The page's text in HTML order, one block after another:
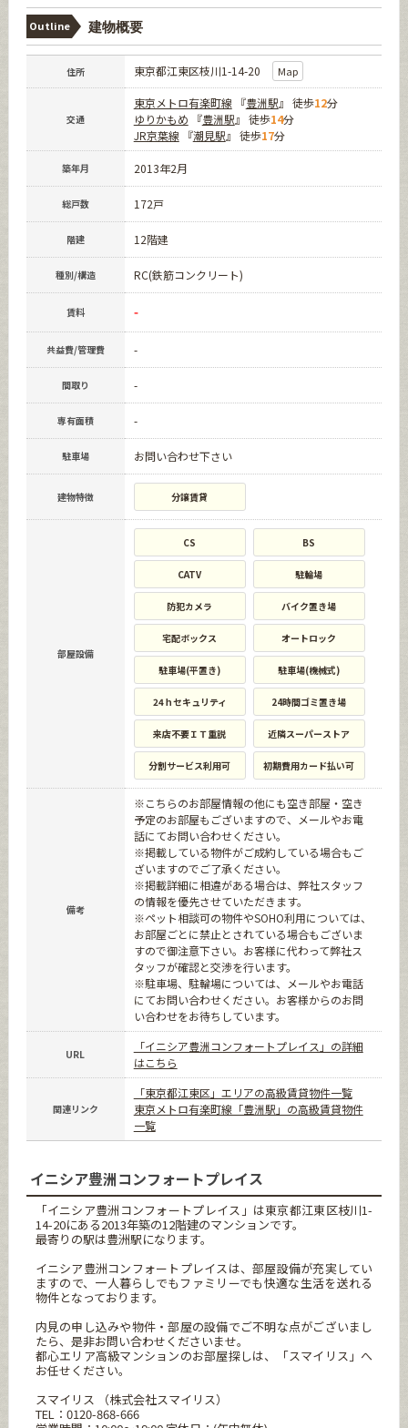
Outline 建物概要
住所 東京都江東区枝川1-14-20 Map
交通
東京メトロ有楽町線『豊洲駅』 徒歩12分
ゆりかもめ 『豊洲駅』 徒歩14分
JR京葉線『潮見駅』 徒歩17分
築年月 2013年2月
総戸数 172戸
階建 12階建
種別/構造 RC(鉄筋コンクリート)
賃料 -
共益費/管理費 -
間取り -
専有面積 -
駐車場 お問い合わせ下さい
建物特徴 分譲賃貸
部屋設備
CS BS
CATV 駐輪場
防犯カメラ バイク置き場
宅配ボックス オートロック
駐車場(平置き) 駐車場(機械式)
24ｈセキュリティ 24時間ゴミ置き場
来店不要ＩＴ重説 近隣スーパーストア
分割サービス利用可 初期費用カード払い可
備考
※こちらのお部屋情報の他にも空き部屋・空き
予定のお部屋もございますので、メールやお電
話にてお問い合わせください。
※掲載している物件がご成約している場合もご
ざいますのでご了承ください。
※掲載詳細に相違がある場合は、弊社スタッフ
の情報を優先させていただきます。
※ペット相談可の物件やSOHO利用については、
お部屋ごとに禁止とされている場合もございま
すので御注意下さい。お客様に代わって弊社ス
タッフが確認と交渉を行います。
※駐車場、駐輪場については、メールやお電話
にてお問い合わせください。お客様からのお問
い合わせをお待ちしています。
URL
「イニシア豊洲コンフォートプレイス」の詳細
はこちら
関連リンク
「東京都江東区」エリアの高級賃貸物件一覧
東京メトロ有楽町線「豊洲駅」の高級賃貸物件
一覧
イニシア豊洲コンフォートプレイス
「イニシア豊洲コンフォートプレイス」は東京都江東区枝川1-
14-20にある2013年築の12階建のマンションです。
最寄りの駅は豊洲駅になります。
イニシア豊洲コンフォートプレイスは、部屋設備が充実してい
ますので、一人暮らしでもファミリーでも快適な生活を送れる
物件となっております。
内見の申し込みや物件・部屋の設備でご不明な点がございまし
たら、是非お問い合わせくださいませ。
都心エリア高級マンションのお部屋探しは、「スマイリス」へ
お任せください。
スマイリス （株式会社スマイリス）
TEL：0120-868-666